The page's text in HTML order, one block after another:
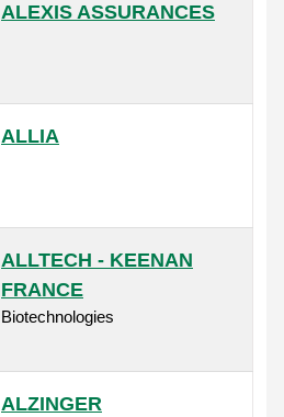
ALEXIS ASSURANCES
ALLIA
ALLTECH - KEENAN
FRANCE
Biotechnologies
ALZINGER